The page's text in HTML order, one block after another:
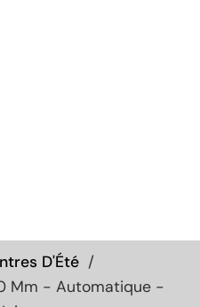
D'Été
Mm - Automatique -